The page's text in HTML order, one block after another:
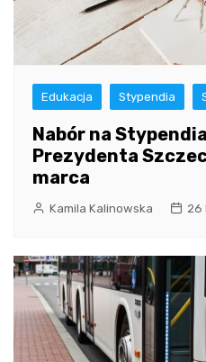
Edukacja Stypendia
Nabór na
Prezydenta
marca
Kamila Kalinowska 26